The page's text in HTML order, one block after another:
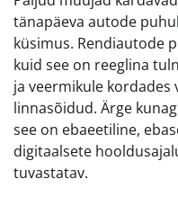
tänapäeva autode
küsimus. Rendiautode
kuid see on reeglina
ja veermikule kordades
linnasõidud. Ärge
see on ebaeetiline,
digitaalsete
tuvastatav.